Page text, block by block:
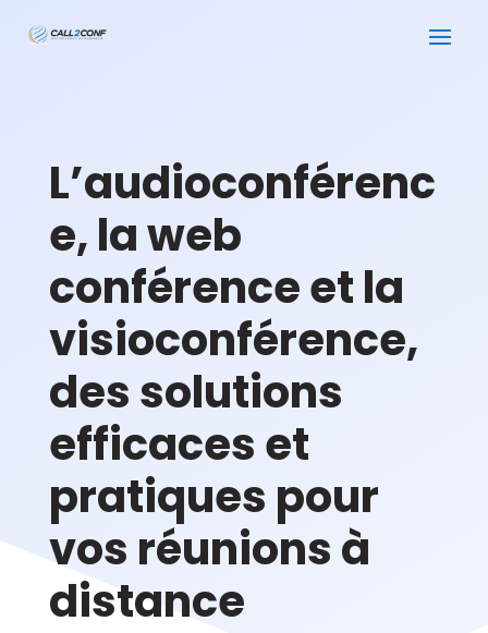
L’audioconférenc
e, la web
conférence et la
visioconférence,
des solutions
efficaces et
pratiques pour
vos réunions à
distance